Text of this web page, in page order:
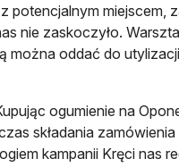
miejscem,
nie zaskoczyło.
można oddać do
ogumienie na
składania
kampanii Kręci nas